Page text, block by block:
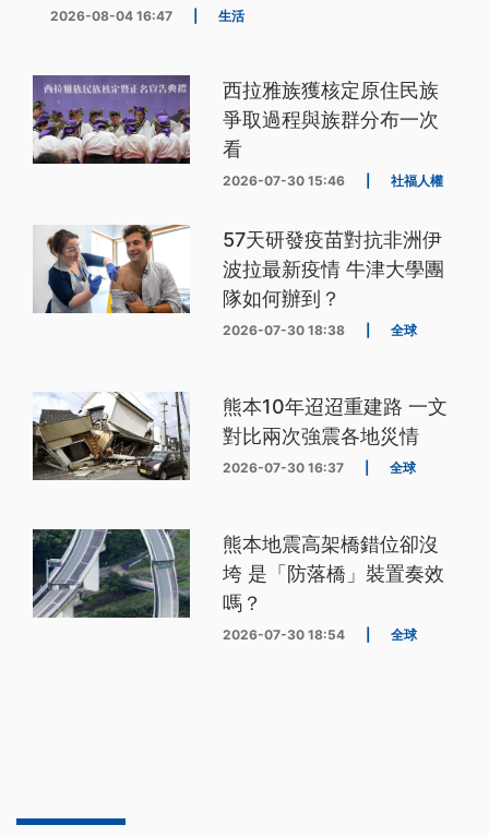
2026-08-04 16:47 生活
西拉雅族獲核定原住民族
爭取過程與族群分布一次
看
2026-07-30 15:46 社福人權
57天研發疫苗對抗非洲伊
波拉最新疫情 牛津大學團
隊如何辦到？
2026-07-30 18:38 全球
熊本10年迢迢重建路 一文
對比兩次強震各地災情
2026-07-30 16:37 全球
熊本地震高架橋錯位卻沒
垮 是「防落橋」裝置奏效
嗎？
2026-07-30 18:54 全球